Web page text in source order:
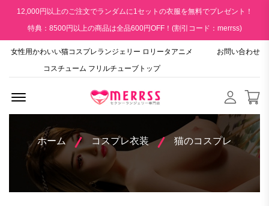
12,000円以上のご注文でランダムに1セットの衣服を無料でプレゼント！
特典：8500円以上の商品は全品600円OFF！(割引コード：merrss)
女性用かわいい猫コスプレランジェリー ロリータアニメ
コスチューム フリルチューブトップ
お問い合わせ
ホーム コスプレ衣装 猫のコスプレ